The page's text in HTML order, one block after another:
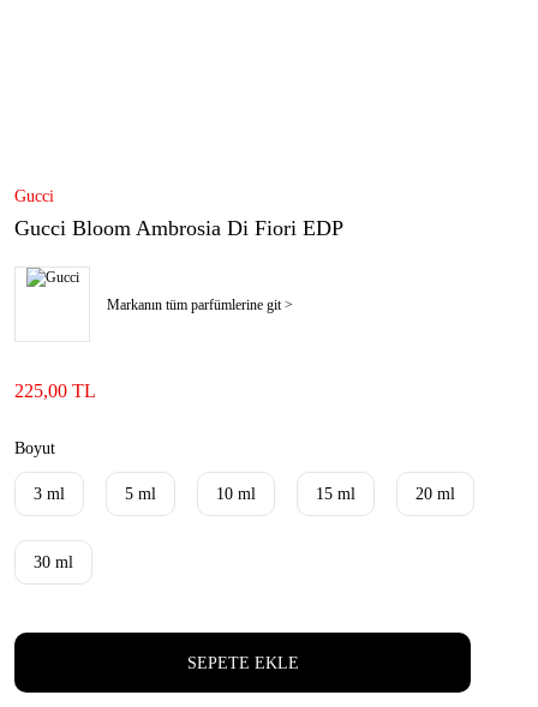
Gucci
Gucci Bloom Ambrosia Di Fiori EDP
Markanın tüm parfümlerine git >
225,00 TL
Boyut
3 ml 5 ml 10 ml 15 ml 20 ml
30 ml
SEPETE EKLE